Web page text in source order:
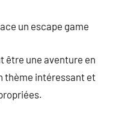
un escape game
être une aventure en
thème intéressant et